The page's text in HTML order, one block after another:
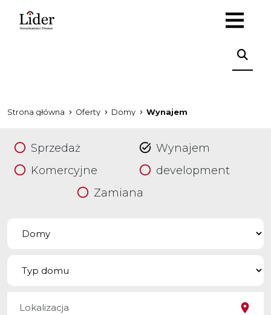
Strona główna Oferty Domy Wynajem
Sprzedaż
Wynajem
Komercyjne
development
Zamiana